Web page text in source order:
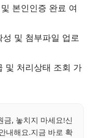
본인인증 완료 여
성 및 첨부파일 업로
및 처리상태 조회 가
금, 놓치지 마세요!신
내해요.지금 바로 확